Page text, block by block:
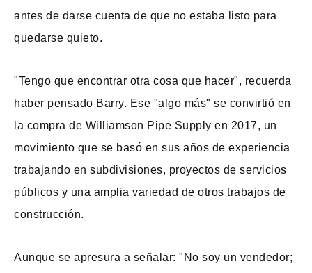
antes de darse cuenta de que no estaba listo para
quedarse quieto.
"Tengo que encontrar otra cosa que hacer", recuerda
haber pensado Barry. Ese "algo más" se convirtió en
la compra de Williamson Pipe Supply en 2017, un
movimiento que se basó en sus años de experiencia
trabajando en subdivisiones, proyectos de servicios
públicos y una amplia variedad de otros trabajos de
construcción.
Aunque se apresura a señalar: "No soy un vendedor;